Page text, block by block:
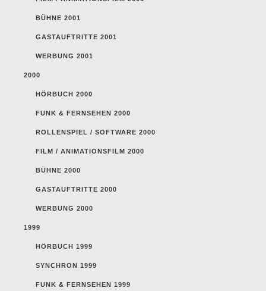
BÜHNE 2001
GASTAUFTRITTE 2001
WERBUNG 2001
2000
HÖRBUCH 2000
FUNK & FERNSEHEN 2000
ROLLENSPIEL / SOFTWARE 2000
FILM / ANIMATIONSFILM 2000
BÜHNE 2000
GASTAUFTRITTE 2000
WERBUNG 2000
1999
HÖRBUCH 1999
SYNCHRON 1999
FUNK & FERNSEHEN 1999